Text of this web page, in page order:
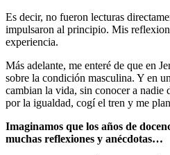
Es decir, no fueron lecturas
impulsaron al principio. Mis
experiencia.
Más adelante, me enteré de que en
sobre la condición masculina. Y en
cambian la vida, sin conocer a nadie
por la igualdad, cogí el tren y me
Imaginamos que los años de
muchas reflexiones y anécdotas…